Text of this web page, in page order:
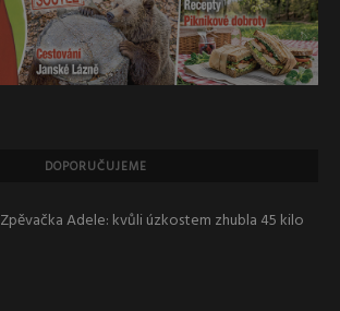
DOPORUČUJEME
Zpěvačka Adele: kvůli úzkostem zhubla 45 kilo